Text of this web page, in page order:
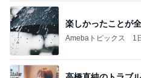
楽しかったことが
Amebaトピックス 1